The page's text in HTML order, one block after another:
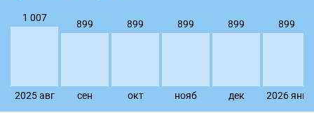
1 007
2025 авг
899
сен
899
окт
899
нояб
899
дек
899
2026 янв